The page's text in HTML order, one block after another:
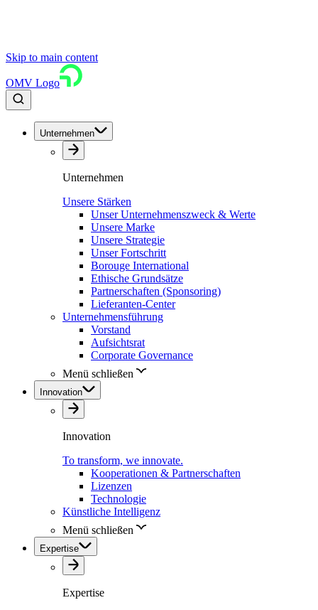
Skip to main content
OMV Logo
Unternehmen
Unternehmen
Unsere Stärken
Unser Unternehmenszweck & Werte
Unsere Marke
Unsere Strategie
Unser Fortschritt
Borouge International
Ethische Grundsätze
Partnerschaften (Sponsoring)
Lieferanten-Center
Unternehmensführung
Vorstand
Aufsichtsrat
Corporate Governance
Menü schließen
Innovation
Innovation
To transform, we innovate.
Kooperationen & Partnerschaften
Lizenzen
Technologie
Künstliche Intelligenz
Menü schließen
Expertise
Expertise